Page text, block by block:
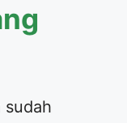
sudah